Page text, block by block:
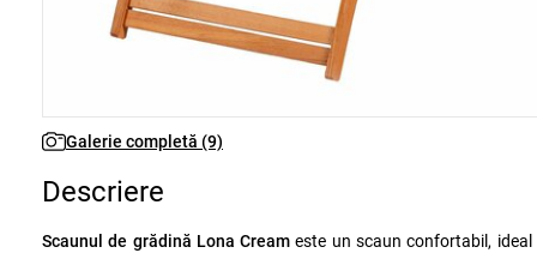
Galerie completă (9)
Descriere
Scaunul de grădină Lona Cream este un scaun confortabil,